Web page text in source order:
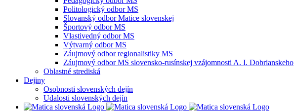
Politologický odbor MS
Slovanský odbor Matice slovenskej
Športový odbor MS
Vlastivedný odbor MS
Výtvarný odbor MS
Záujmový odbor regionalistiky MS
Záujmový odbor MS slovensko-rusínskej vzájomnosti A. I. Dobrianskeho
Oblastné strediská
Dejiny
Osobnosti slovenských dejín
Udalosti slovenských dejín